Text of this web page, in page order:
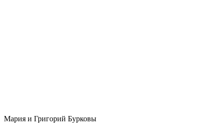
Мария и Григорий Бурковы